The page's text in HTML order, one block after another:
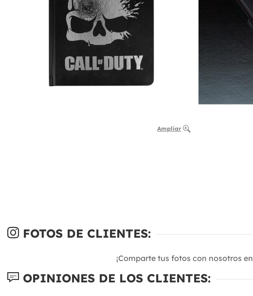
Ampliar
FOTOS DE CLIENTES:
¡Comparte tus fotos con nosotros en
OPINIONES DE LOS CLIENTES: